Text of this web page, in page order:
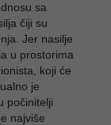
sa
čiji su
Jer nasilje
u prostorima
koji će
je
počinitelji
najviše